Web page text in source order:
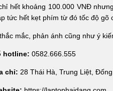
hết khoảng 100.000 VNĐ
tức hết kẹt phím từ đó tốc độ gõ
mắc, phản ánh cũng như ý
hotline: 0582.666.555
chỉ: 28 Thái Hà, Trung Liệt,